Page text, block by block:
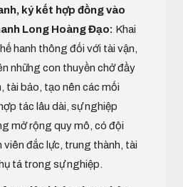
ký kết hợp đồng vào
Long Hoàng Đạo: Khai
hanh thông đối với tài vận,
những con thuyền chở đầy
tài bảo, tạo nên các mối
tác lâu dài, sự nghiệp
mở rộng quy mô, có đội
viên đắc lực, trung thành, tài
tá trong sự nghiệp.